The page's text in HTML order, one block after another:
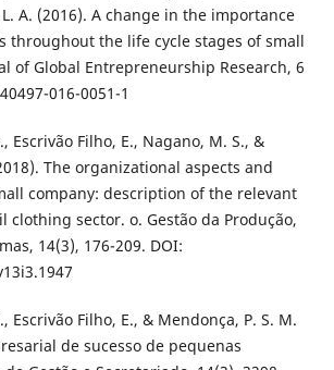
A. (2016). A change in the importance
throughout the life cycle stages of small
of Global Entrepreneurship Research, 6
016-0051-1
Escrivão Filho, E., Nagano, M. S., &
The organizational aspects and
company: description of the relevant
clothing sector. o. Gestão da Produção,
14(3), 176-209. DOI:
Escrivão Filho, E., & Mendonça, P. S. M.
de sucesso de pequenas